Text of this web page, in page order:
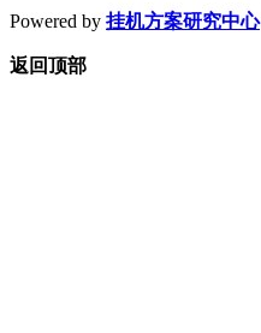
Powered by 挂机方案研究中心
返回顶部